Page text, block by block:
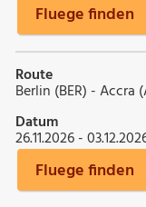
Fluege finden
Route
Berlin (BER) - Accra
Datum
26.11.2026 -
Fluege finden